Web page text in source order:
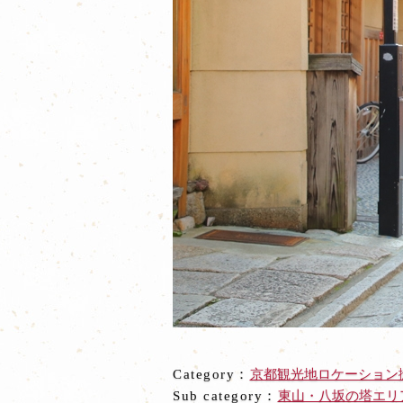
Category： 京都観光地ロケーション
Sub category： 東山・八坂の塔エリ